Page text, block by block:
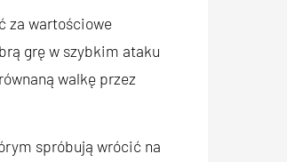
za wartościowe
grę w szybkim ataku
walkę przez
spróbują wrócić na